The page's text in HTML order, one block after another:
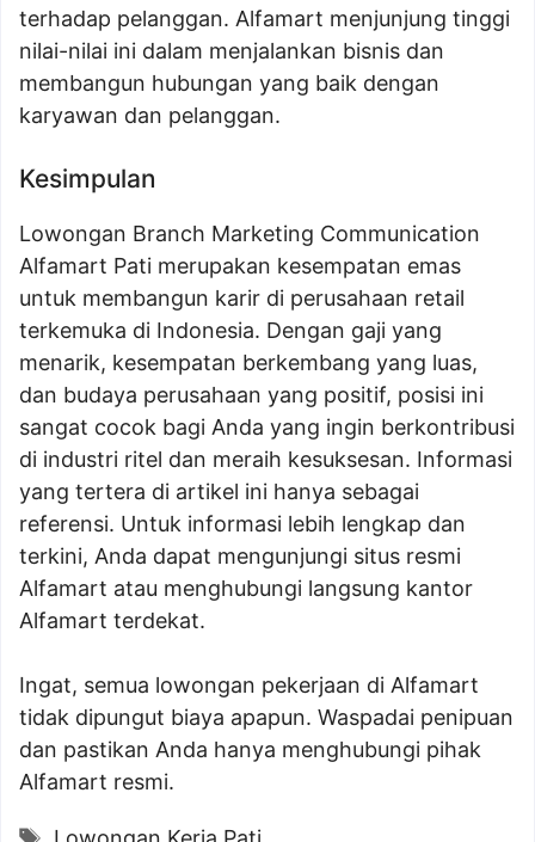
terhadap pelanggan. Alfamart menjunjung tinggi
nilai-nilai ini dalam menjalankan bisnis dan
membangun hubungan yang baik dengan
karyawan dan pelanggan.
Kesimpulan
Lowongan Branch Marketing Communication
Alfamart Pati merupakan kesempatan emas
untuk membangun karir di perusahaan retail
terkemuka di Indonesia. Dengan gaji yang
menarik, kesempatan berkembang yang luas,
dan budaya perusahaan yang positif, posisi ini
sangat cocok bagi Anda yang ingin berkontribusi
di industri ritel dan meraih kesuksesan. Informasi
yang tertera di artikel ini hanya sebagai
referensi. Untuk informasi lebih lengkap dan
terkini, Anda dapat mengunjungi situs resmi
Alfamart atau menghubungi langsung kantor
Alfamart terdekat.
Ingat, semua lowongan pekerjaan di Alfamart
tidak dipungut biaya apapun. Waspadai penipuan
dan pastikan Anda hanya menghubungi pihak
Alfamart resmi.
Tags